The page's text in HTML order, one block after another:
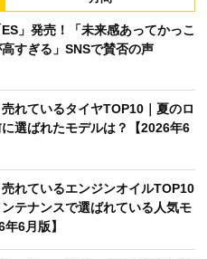
」発売！「未来感あってかっこ
すぎる」SNSで賛否の声
売れているタイヤTOP10｜夏のロ
選ばれたモデルは？【2026年6
売れているエンジンオイルTOP10
ンテナンスで選ばれている人気モ
6月版】